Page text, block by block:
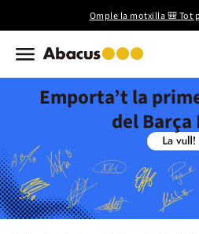
Omple la motxilla 🎒 Tot
Emporta’t la
del Barça